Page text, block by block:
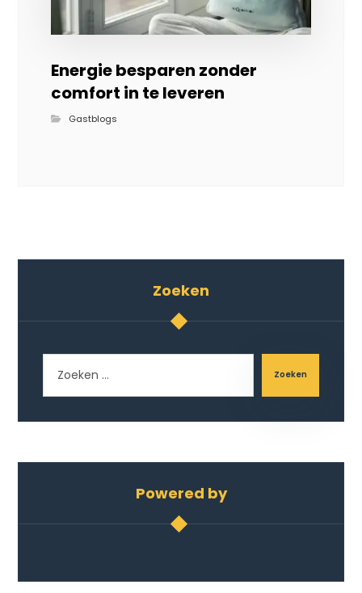
Energie besparen zonder
comfort in te leveren
Gastblogs
Zoeken
Zoeken
Powered by